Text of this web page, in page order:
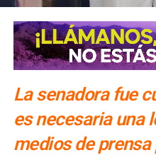
La senadora fue
es necesaria una
medios de